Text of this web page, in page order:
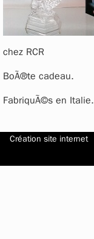
chez RCR
BoÃ®te cadeau.
FabriquÃ©s en Italie.
Création site internet